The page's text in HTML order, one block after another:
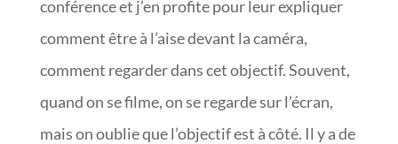
conférence et j’en profite pour leur expliquer
comment être à l’aise devant la caméra,
comment regarder dans cet objectif. Souvent,
quand on se filme, on se regarde sur l’écran,
mais on oublie que l’objectif est à côté. Il y a de